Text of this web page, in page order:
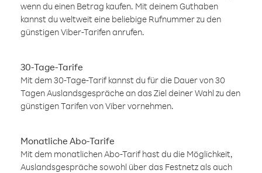
wenn du einen Betrag kaufen. Mit deinem Guthaben
kannst du weltweit eine beliebige Rufnummer zu den
günstigen Viber-Tarifen anrufen.
30-Tage-Tarife
Mit dem 30-Tage-Tarif kannst du für die Dauer von 30
Tagen Auslandsgespräche an das Ziel deiner Wahl zu den
günstigen Tarifen von Viber vornehmen.
Monatliche Abo-Tarife
Mit dem monatlichen Abo-Tarif hast du die Möglichkeit,
Auslandsgespräche sowohl über das Festnetz als auch